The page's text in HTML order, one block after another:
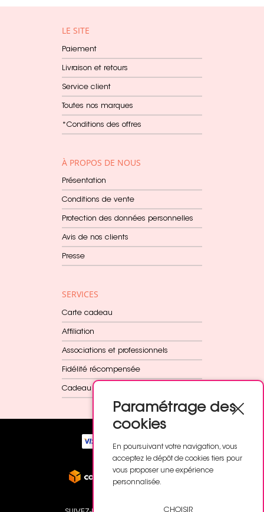
LE SITE
Paiement
Livraison et retours
Service client
Toutes nos marques
*Conditions des offres
À PROPOS DE NOUS
Présentation
Conditions de vente
Protection des données personnelles
Avis de nos clients
Presse
SERVICES
Carte cadeau
Affiliation
Associations et professionnels
Fidélité récompensée
Cadeau dès 60€
Paramétrage des
cookies
En poursuivant votre navigation, vous
acceptez le dépôt de cookies tiers pour
vous proposer une expérience
personnalisée.
CHOISIR